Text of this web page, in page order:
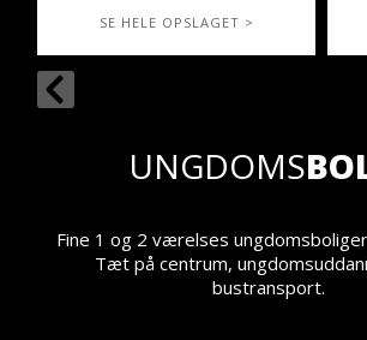
SE HELE OPSLAGET >
UNGDOMS
Fine 1 og 2 værelses
Tæt på centrum,
bustransport.